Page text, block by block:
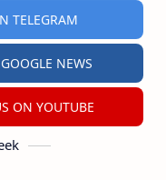
TELEGRAM
NEWS
ON YOUTUBE